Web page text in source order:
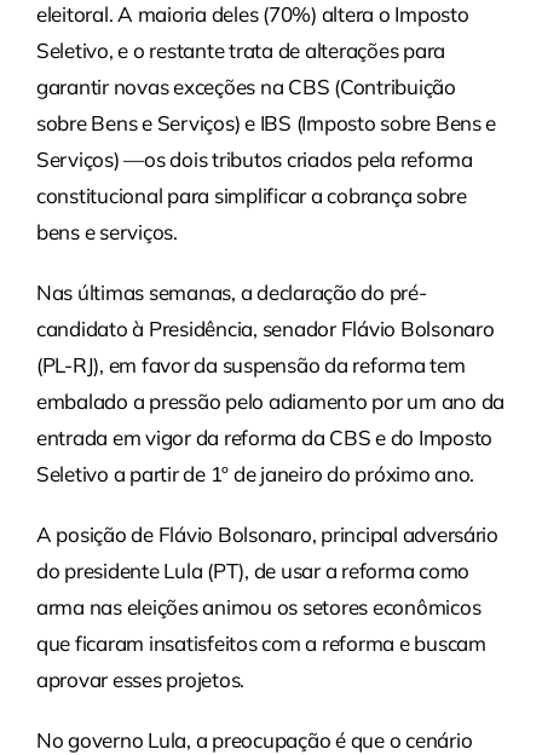
eleitoral. A maioria deles (70%) altera o Imposto
Seletivo, e o restante trata de alterações para
garantir novas exceções na CBS (Contribuição
sobre Bens e Serviços) e IBS (Imposto sobre Bens e
Serviços) —os dois tributos criados pela reforma
constitucional para simplificar a cobrança sobre
bens e serviços.
Nas últimas semanas, a declaração do pré-
candidato à Presidência, senador Flávio Bolsonaro
(PL-RJ), em favor da suspensão da reforma tem
embalado a pressão pelo adiamento por um ano da
entrada em vigor da reforma da CBS e do Imposto
Seletivo a partir de 1º de janeiro do próximo ano.
A posição de Flávio Bolsonaro, principal adversário
do presidente Lula (PT), de usar a reforma como
arma nas eleições animou os setores econômicos
que ficaram insatisfeitos com a reforma e buscam
aprovar esses projetos.
No governo Lula, a preocupação é que o cenário